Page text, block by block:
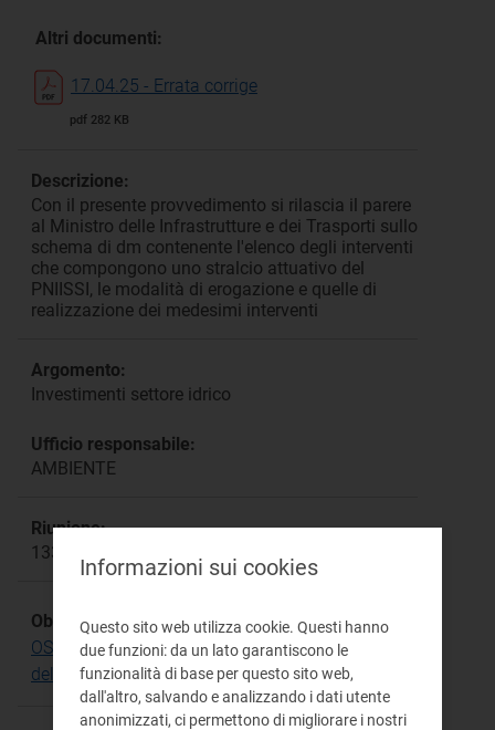
Altri documenti:
17.04.25 - Errata corrige
pdf 282 KB
Descrizione:
Con il presente provvedimento si rilascia il parere
al Ministro delle Infrastrutture e dei Trasporti sullo
schema di dm contenente l'elenco degli interventi
che compongono uno stralcio attuativo del
PNIISSI, le modalità di erogazione e quelle di
realizzazione dei medesimi interventi
Argomento:
Investimenti settore idrico
Ufficio responsabile:
AMBIENTE
Riunione:
1334a
Obiettivo Strategico:
OS.13 Favorire il miglioramento della qualità e
dell'efficienza delle infrastrutture idriche
Informazioni sui cookies
Questo sito web utilizza cookie. Questi hanno
due funzioni: da un lato garantiscono le
funzionalità di base per questo sito web,
dall'altro, salvando e analizzando i dati utente
anonimizzati, ci permettono di migliorare i nostri